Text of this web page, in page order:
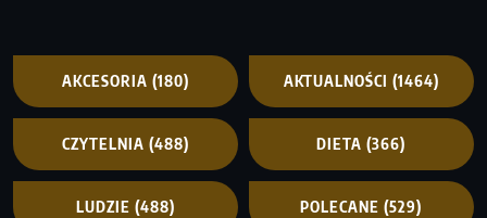
AKCESORIA (180) AKTUALNOŚCI (1464)
CZYTELNIA (488) DIETA (366)
LUDZIE (488) POLECANE (529)